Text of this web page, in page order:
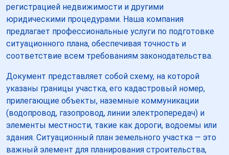
регистрацией недвижимости и другими
юридическими процедурами. Наша компания
предлагает профессиональные услуги по подготовке
ситуационного плана, обеспечивая точность и
соответствие всем требованиям законодательства.
Документ представляет собой схему, на которой
указаны границы участка, его кадастровый номер,
прилегающие объекты, наземные коммуникации
(водопровод, газопровод, линии электропередач) и
элементы местности, такие как дороги, водоемы или
здания. Ситуационный план земельного участка — это
важный элемент для планирования строительства,